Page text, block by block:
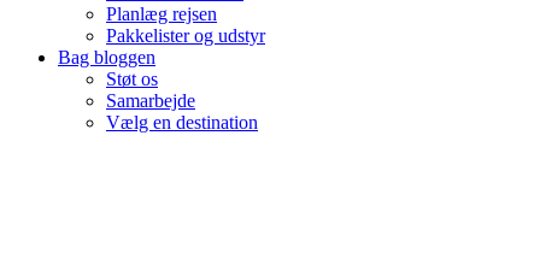
Planlæg rejsen
Pakkelister og udstyr
Bag bloggen
Støt os
Samarbejde
Vælg en destination